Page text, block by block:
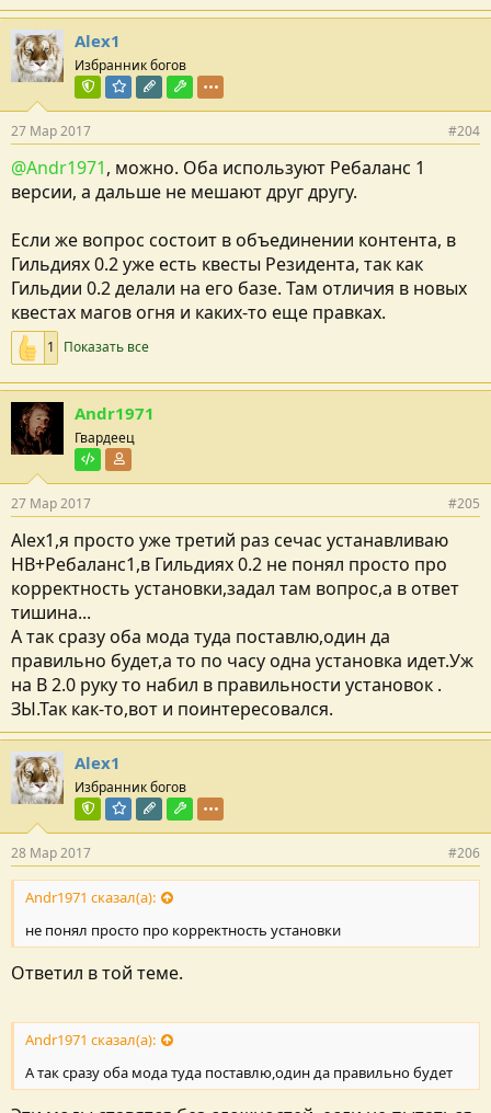
Alex1
Избранник богов
Команда форума
Модератор раздела
Редактор раздела
Модостроитель
27 Мар 2017 #204
@Andr1971, можно. Оба используют Ребаланс 1
версии, а дальше не мешают друг другу.
Если же вопрос состоит в объединении контента, в
Гильдиях 0.2 уже есть квесты Резидента, так как
Гильдии 0.2 делали на его базе. Там отличия в новых
квестах магов огня и каких-то еще правках.
1 Показать все
Andr1971
Гвардеец
Тестировщик
27 Мар 2017 #205
Alex1,я просто уже третий раз сечас устанавливаю
НВ+Ребаланс1,в Гильдиях 0.2 не понял просто про
корректность установки,задал там вопрос,а в ответ
тишина...
А так сразу оба мода туда поставлю,один да
правильно будет,а то по часу одна установка идет.Уж
на В 2.0 руку то набил в правильности установок .
ЗЫ.Так как-то,вот и поинтересовался.
Alex1
Избранник богов
Команда форума
Модератор раздела
Редактор раздела
Модостроитель
28 Мар 2017 #206
Andr1971 сказал(а):
не понял просто про корректность установки
Ответил в той теме.
Andr1971 сказал(а):
А так сразу оба мода туда поставлю,один да правильно будет